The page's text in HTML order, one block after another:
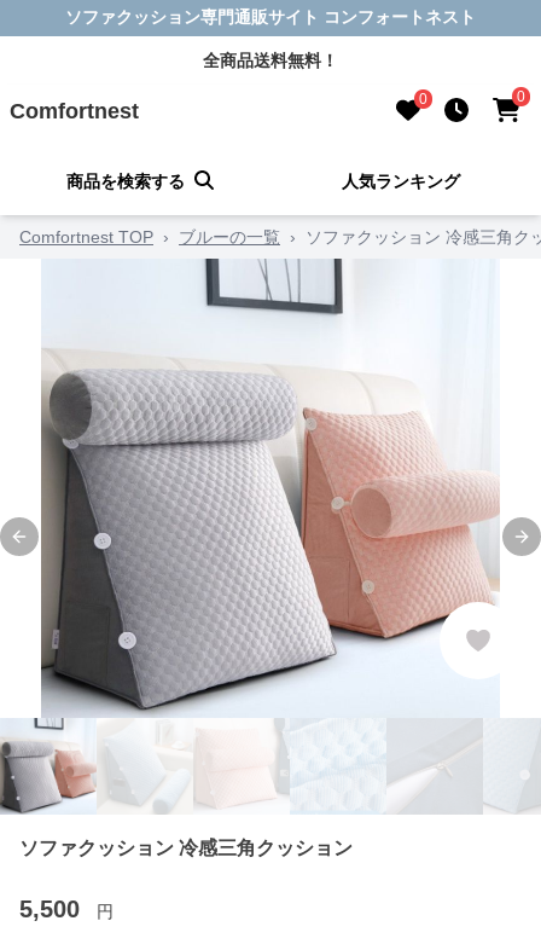
ソファクッション専門通販サイト コンフォートネスト
全商品送料無料！
Comfortnest 0 0
商品を検索する 人気ランキング
Comfortnest TOP › ブルーの一覧 › ソファクッション 冷感三角ク
Previous slide
ソファクッション 冷感三角クッション
5,500 円